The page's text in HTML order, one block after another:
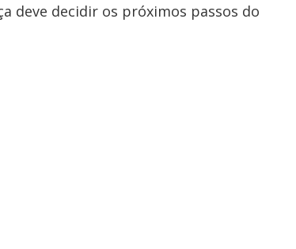
deve decidir os próximos passos do